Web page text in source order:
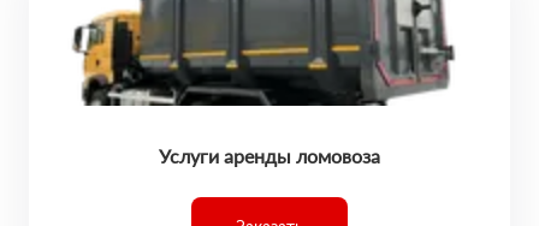
Услуги аренды ломовоза